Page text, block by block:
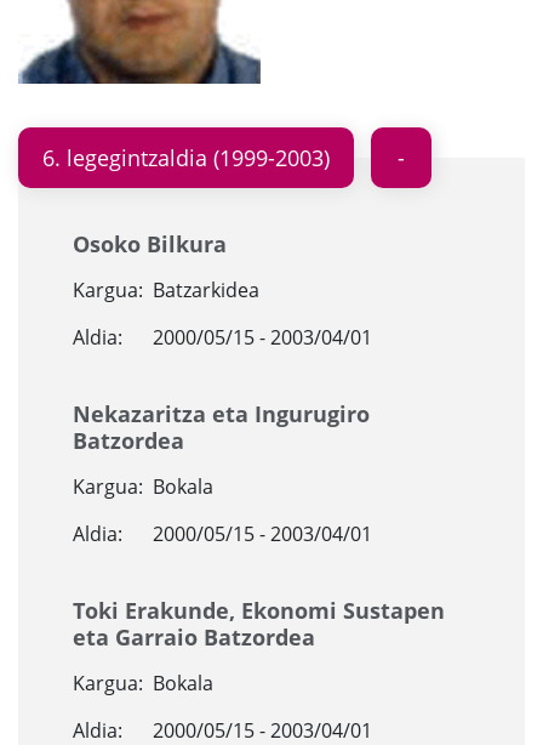
6. legegintzaldia (1999-2003)
Osoko Bilkura
Kargua: Batzarkidea
Aldia:
2000/05/15 - 2003/04/01
Nekazaritza eta Ingurugiro
Batzordea
Kargua: Bokala
Aldia:
2000/05/15 - 2003/04/01
Toki Erakunde, Ekonomi Sustapen
eta Garraio Batzordea
Kargua: Bokala
Aldia:
2000/05/15 - 2003/04/01